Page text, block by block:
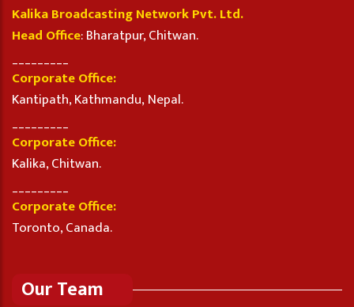
Kalika Broadcasting Network Pvt. Ltd.
Head Office: Bharatpur, Chitwan.
Corporate Office:
Kantipath, Kathmandu, Nepal.
Corporate Office:
Kalika, Chitwan.
Corporate Office:
Toronto, Canada.
Our Team